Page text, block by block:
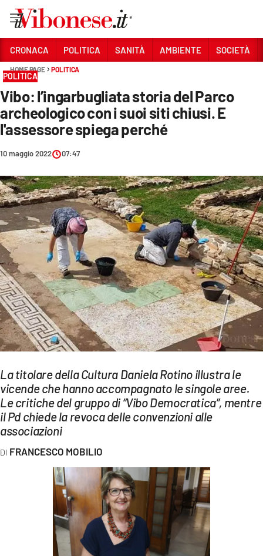
Sezioni
CRONACA
POLITICA
SOCIETÀ
CULTURA
ECONOMIA E LAVORO
EVENTI
SPORT
Streaming
LAC TV
LAC NETWORK
LAC ONAIR
LaC
LACPLAY.IT
LACONAIR.IT
LACITYMAG.IT
CRONACA POLITICA SANITÀ AMBIENTE SOCIETÀ
HOME PAGE POLITICA
POLITICA
Vibo: l’ingarbugliata storia del Parco
archeologico con i suoi siti chiusi. E
l'assessore spiega perché
10 maggio 2022 07:47
La titolare della Cultura Daniela Rotino illustra le
vicende che hanno accompagnato le singole aree.
Le critiche del gruppo di “Vibo Democratica”, mentre
il Pd chiede la revoca delle convenzioni alle
associazioni
FRANCESCO MOBILIO